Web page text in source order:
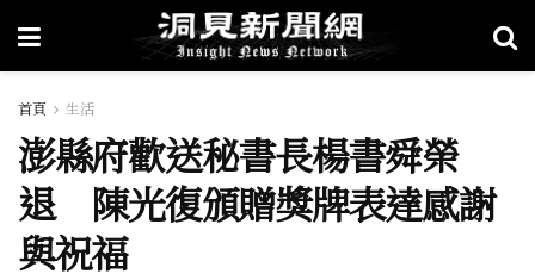
首頁 生活
澎縣府歡送秘書長楊書舜榮
退 陳光復頒贈獎牌表達感謝
與祝福